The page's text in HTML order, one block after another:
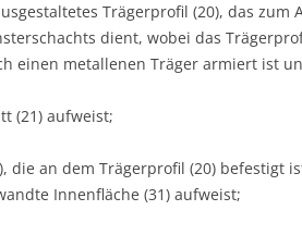
Trägerprofil (20), das
dient, wobei das
einen metallenen Träger armiert ist
(21) aufweist;
die an dem Trägerprofil (20) befestigt
Innenfläche (31) aufweist;